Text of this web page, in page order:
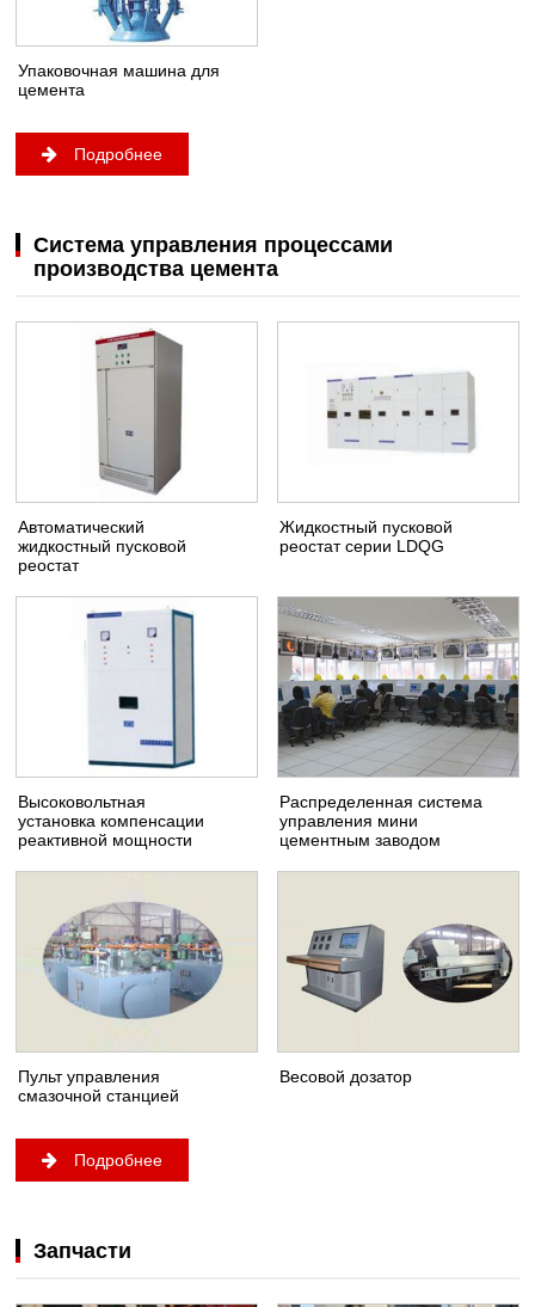
Упаковочная машина для
цемента
Подробнее
Система управления процессами
производства цемента
Автоматический
жидкостный пусковой
реостат
Жидкостный пусковой
реостат серии LDQG
Высоковольтная
установка компенсации
реактивной мощности
Распределенная система
управления мини
цементным заводом
Пульт управления
смазочной станцией
Весовой дозатор
Подробнее
Запчасти